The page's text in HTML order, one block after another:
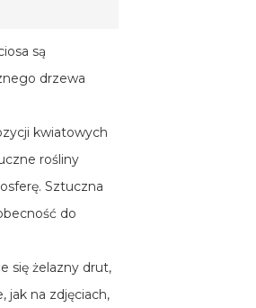
są
drzewa
kwiatowych
rośliny
Sztuczna
do
się żelazny drut,
jak na zdjęciach,